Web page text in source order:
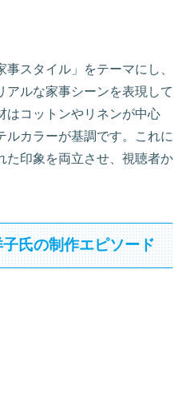
スタイル」をテーマにし、
アルな家事シーンを表現して
はコットンやリネンが中心
ルカラーが基調です。これに
た印象を両立させ、視聴者か
氏の制作エピソード